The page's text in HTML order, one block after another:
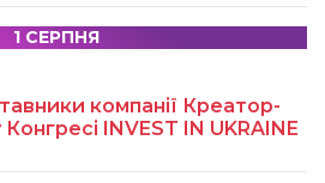
1 СЕРПНЯ
компанії Креатор-
INVEST IN UKRAINE